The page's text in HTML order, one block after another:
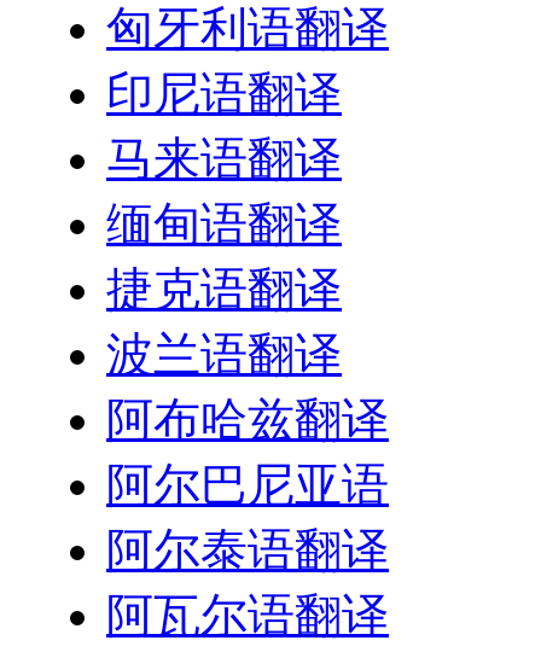
匈牙利语翻译
印尼语翻译
马来语翻译
缅甸语翻译
捷克语翻译
波兰语翻译
阿布哈兹翻译
阿尔巴尼亚语
阿尔泰语翻译
阿瓦尔语翻译